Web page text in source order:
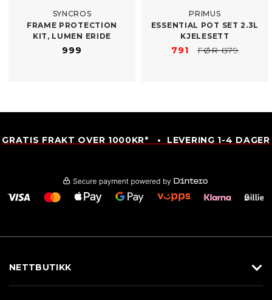
SYNCROS
FRAME PROTECTION
KIT, LUMEN ERIDE
999
PRIMUS
ESSENTIAL POT SET 2.3L
KJELESETT
791 FØR 879
GRATIS FRAKT OVER 1000KR* • LEVERING 1-4 DAGER
NETTBUTIKK